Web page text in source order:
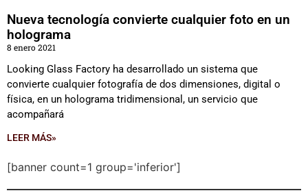
Nueva tecnología convierte cualquier foto en un
holograma
8 enero 2021
Looking Glass Factory ha desarrollado un sistema que
convierte cualquier fotografía de dos dimensiones, digital o
física, en un holograma tridimensional, un servicio que
acompañará
LEER MÁS»
[banner count=1 group='inferior']